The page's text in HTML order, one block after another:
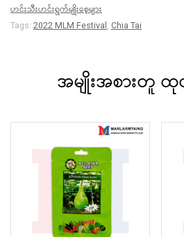
ဟင်းသီးဟင်းရွက်မျိုးစေ့များ
Tags: 2022 MLM Festival Chia Tai
အမျိုးအစားတူ ထု